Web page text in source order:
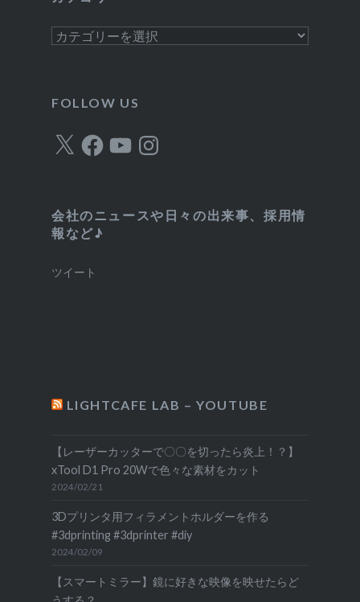
ブ
カ
ー
FOLLOW US
X FacebookYouTubeInstagram
会社のニュースや日々の出来事、採用情
報など♪
ツイート
LIGHTCAFE LAB – YOUTUBE
【レーザーカッターで〇〇を切ったら炎上！？】
xTool D1 Pro 20Wで色々な素材をカット
2024/02/21
3Dプリンタ用フィラメントホルダーを作る
#3dprinting #3dprinter #diy
2024/02/09
【スマートミラー】鏡に好きな映像を映せたらど